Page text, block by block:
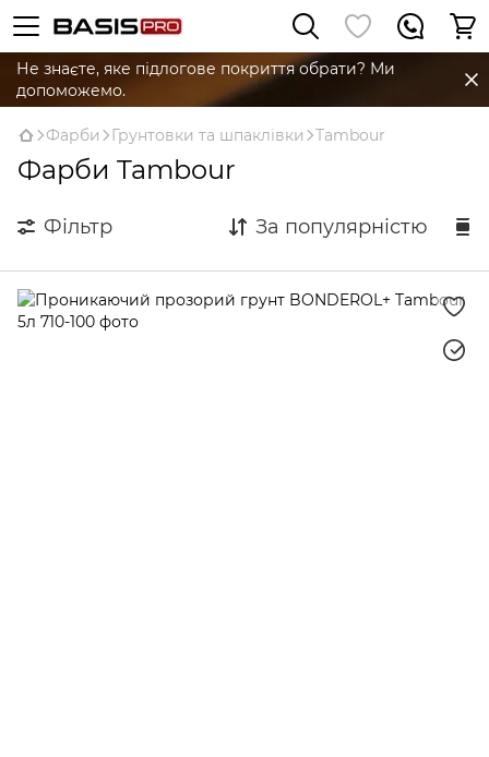
Не знаєте, яке підлогове покриття обрати? Ми
допоможемо.
Фарби Грунтовки та шпаклівки Tambour
Фарби Tambour
Фільтр За популярністю